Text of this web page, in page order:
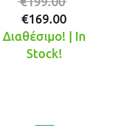
was:
€169.00
Διαθέσιμο! | In
Stock!